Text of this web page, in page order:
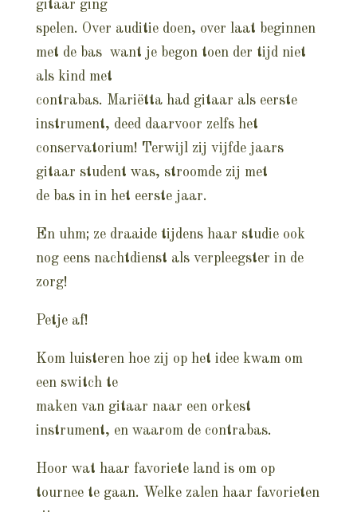
gitaar ging
spelen. Over auditie doen, over laat beginnen
met de bas want je begon toen der tijd niet
als kind met
contrabas. Mariëtta had gitaar als eerste
instrument, deed daarvoor zelfs het
conservatorium! Terwijl zij vijfde jaars
gitaar student was, stroomde zij met
de bas in in het eerste jaar.
En uhm; ze draaide tijdens haar studie ook
nog eens nachtdienst als verpleegster in de
zorg!
Petje af!
Kom luisteren hoe zij op het idee kwam om
een switch te
maken van gitaar naar een orkest
instrument, en waarom de contrabas.
Hoor wat haar favoriete land is om op
tournee te gaan. Welke zalen haar favorieten